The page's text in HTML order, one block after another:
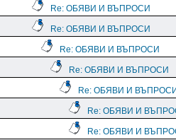
Re: ОБЯВИ И ВЪПРОСИ
Re: ОБЯВИ И ВЪПРОСИ
Re: ОБЯВИ И ВЪПРОСИ
Re: ОБЯВИ И ВЪПРОСИ
Re: ОБЯВИ И
Re: ОБЯВИ И
Re: ОБЯВИ И